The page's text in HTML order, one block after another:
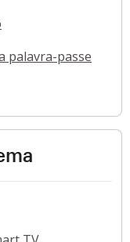
palavra-passe